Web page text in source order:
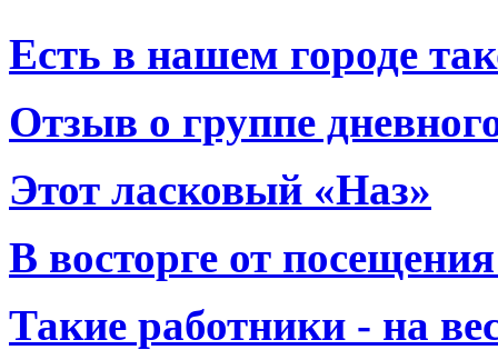
Есть в нашем городе
Отзыв о группе
Этот ласковый «Наз»
В восторге от
Такие работники - на